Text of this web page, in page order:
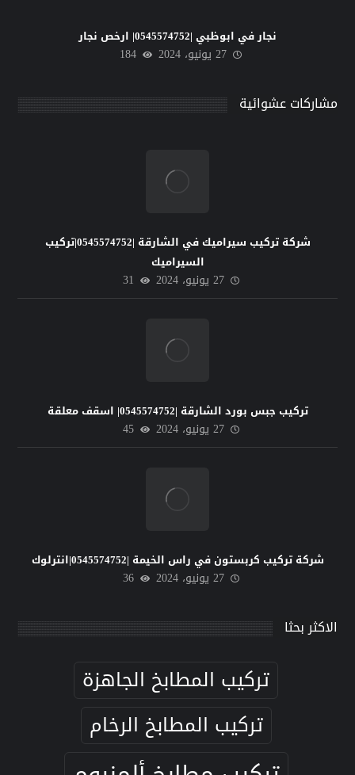
نجار في ابوظبي |0545574752| ارخص نجار
27 يونيو، 2024 184
مشاركات عشوائية
شركة تركيب سيراميك في الشارقة |0545574752|تركيب
السيراميك
27 يونيو، 2024 31
تركيب جبس بورد الشارقة |0545574752| اسقف معلقة
27 يونيو، 2024 45
شركة تركيب كربستون في راس الخيمة |0545574752|انترلوك
27 يونيو، 2024 36
الاكثر بحثا
تركيب المطابخ الجاهزة
تركيب المطابخ الرخام